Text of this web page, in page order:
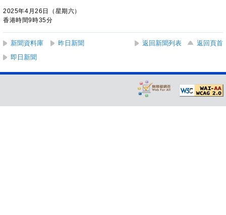
2025年4月26日（星期六）
香港時間9時35分
新聞資料庫 昨日新聞 返回新聞列表
返回頁首
即日新聞